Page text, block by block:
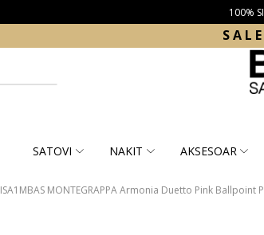
100%
S A L E
SATOVI NAKIT AKSESOAR
ISA1MBAS MONTEGRAPPA Armonia Duetto Pink Ballpoint